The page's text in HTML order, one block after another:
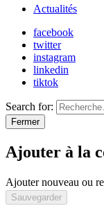
Actualités
facebook
twitter
instagram
linkedin
tiktok
Search for:
Fermer
Ajouter à la
Ajouter nouveau ou